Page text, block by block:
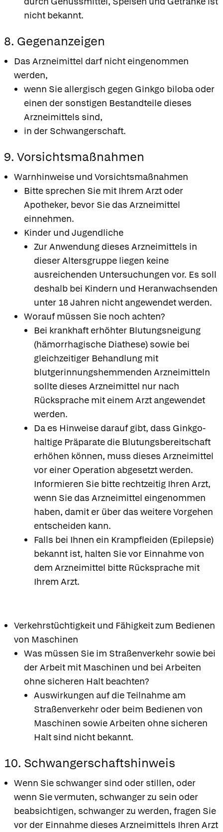
nicht bekannt.
8. Gegenanzeigen
Das Arzneimittel darf nicht eingenommen
werden,
wenn Sie allergisch gegen Ginkgo biloba oder
einen der sonstigen Bestandteile dieses
Arzneimittels sind,
in der Schwangerschaft.
9. Vorsichtsmaßnahmen
Warnhinweise und Vorsichtsmaßnahmen
Bitte sprechen Sie mit Ihrem Arzt oder
Apotheker, bevor Sie das Arzneimittel
einnehmen.
Kinder und Jugendliche
Zur Anwendung dieses Arzneimittels in
dieser Altersgruppe liegen keine
ausreichenden Untersuchungen vor. Es soll
deshalb bei Kindern und Heranwachsenden
unter 18 Jahren nicht angewendet werden.
Worauf müssen Sie noch achten?
Bei krankhaft erhöhter Blutungsneigung
(hämorrhagische Diathese) sowie bei
gleichzeitiger Behandlung mit
blutgerinnungshemmenden Arzneimitteln
sollte dieses Arzneimittel nur nach
Rücksprache mit einem Arzt angewendet
werden.
Da es Hinweise darauf gibt, dass Ginkgo-
haltige Präparate die Blutungsbereitschaft
erhöhen können, muss dieses Arzneimittel
vor einer Operation abgesetzt werden.
Informieren Sie bitte rechtzeitig Ihren Arzt,
wenn Sie das Arzneimittel eingenommen
haben, damit er über das weitere Vorgehen
entscheiden kann.
Falls bei Ihnen ein Krampfleiden (Epilepsie)
bekannt ist, halten Sie vor Einnahme von
dem Arzneimittel bitte Rücksprache mit
Ihrem Arzt.
Verkehrstüchtigkeit und Fähigkeit zum Bedienen
von Maschinen
Was müssen Sie im Straßenverkehr sowie bei
der Arbeit mit Maschinen und bei Arbeiten
ohne sicheren Halt beachten?
Auswirkungen auf die Teilnahme am
Straßenverkehr oder beim Bedienen von
Maschinen sowie Arbeiten ohne sicheren
Halt sind nicht bekannt.
10. Schwangerschaftshinweis
Wenn Sie schwanger sind oder stillen, oder
wenn Sie vermuten, schwanger zu sein oder
beabsichtigen, schwanger zu werden, fragen Sie
vor der Einnahme dieses Arzneimittels Ihren Arzt